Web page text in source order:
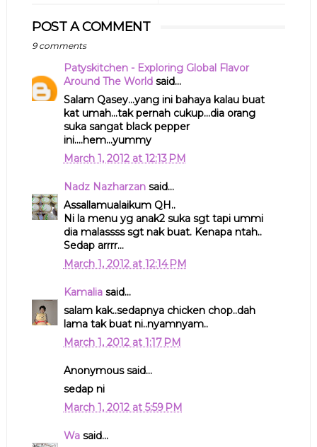
POST A COMMENT
9 comments
Patyskitchen - Exploring Global Flavor
Around The Worldsaid...
Salam Qasey...yang ini bahaya kalau buat
kat umah...tak pernah cukup...dia orang
suka sangat black pepper
ini....hem...yummy
March 1, 2012 at 12:13 PM
Nadz Nazharzansaid...
Assallamualaikum QH..
Ni la menu yg anak2 suka sgt tapi ummi
dia malassss sgt nak buat. Kenapa ntah..
Sedap arrrr...
March 1, 2012 at 12:14 PM
Kamaliasaid...
salam kak..sedapnya chicken chop..dah
lama tak buat ni..nyamnyam..
March 1, 2012 at 1:17 PM
Anonymous said...
sedap ni
March 1, 2012 at 5:59 PM
Wasaid...